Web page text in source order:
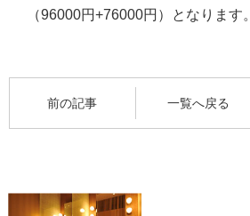
（96000円+76000円）となります。
前の記事 一覧へ戻る